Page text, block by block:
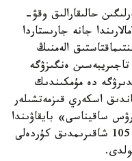
حالىقارالىق وقۋ-
جانە جارىستاردا
الەمنىڭ
ەنگىزۋگە
دە مۇمكىندىك
اسكەري قىزمەتشىلەر
ساقيناسى» بايقاۋىندا
مۇزدىقتار مەن وزەندەر ارقىلى وتەتىن 105 شاقىرىمدىق كۇردەلى